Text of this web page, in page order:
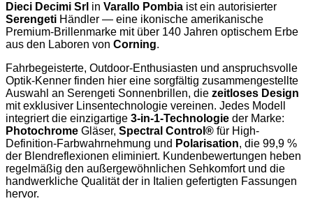
Dieci Decimi Srl in Varallo Pombia ist ein autorisierter
Serengeti Händler — eine ikonische amerikanische
Premium-Brillenmarke mit über 140 Jahren optischem Erbe
aus den Laboren von Corning.
Fahrbegeisterte, Outdoor-Enthusiasten und anspruchsvolle
Optik-Kenner finden hier eine sorgfältig zusammengestellte
Auswahl an Serengeti Sonnenbrillen, die zeitloses Design
mit exklusiver Linsentechnologie vereinen. Jedes Modell
integriert die einzigartige 3-in-1-Technologie der Marke:
Photochrome Gläser, Spectral Control® für High-
Definition-Farbwahrnehmung und Polarisation, die 99,9 %
der Blendreflexionen eliminiert. Kundenbewertungen heben
regelmäßig den außergewöhnlichen Sehkomfort und die
handwerkliche Qualität der in Italien gefertigten Fassungen
hervor.